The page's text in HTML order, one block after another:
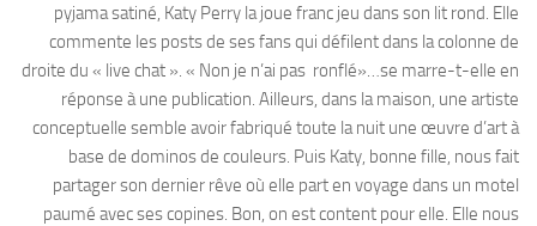
pyjama satiné, Katy Perry la joue franc jeu dans son lit rond. Elle
commente les posts de ses fans qui défilent dans la colonne de
droite du « live chat ». « Non je n’ai pas ronflé»…se marre-t-elle en
réponse à une publication. Ailleurs, dans la maison, une artiste
conceptuelle semble avoir fabriqué toute la nuit une œuvre d’art à
base de dominos de couleurs. Puis Katy, bonne fille, nous fait
partager son dernier rêve où elle part en voyage dans un motel
paumé avec ses copines. Bon, on est content pour elle. Elle nous